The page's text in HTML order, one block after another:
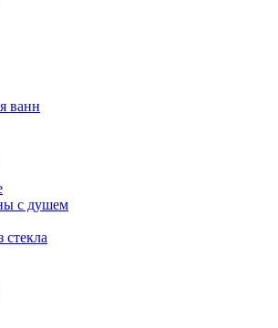
ванн
с душем